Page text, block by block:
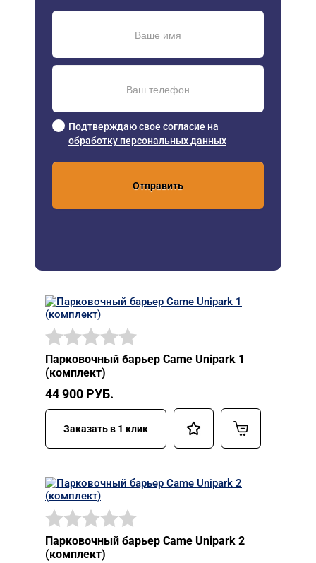
Подтверждаю свое согласие на
обработку персональных данных
Отправить
Парковочный барьер Came Unipark 1
(комплект)
44 900 РУБ.
Заказать в 1 клик
Парковочный барьер Came Unipark 2
(комплект)